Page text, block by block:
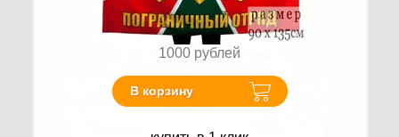
1000 рублей
В корзину